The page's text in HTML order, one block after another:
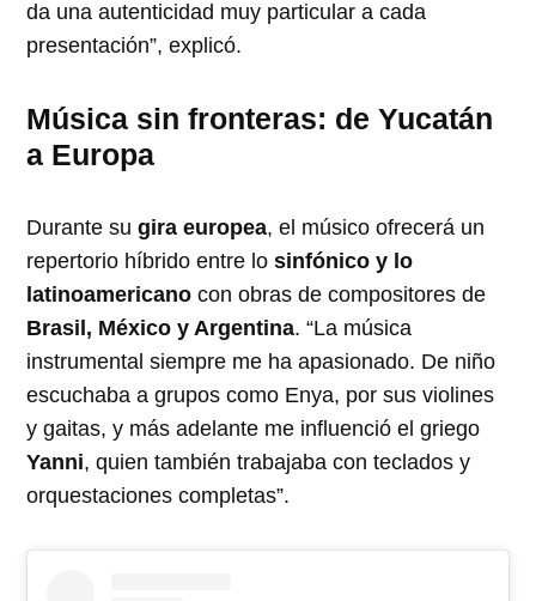
da una autenticidad muy particular a cada
presentación”, explicó.
Música sin fronteras: de Yucatán
a Europa
Durante sugira europea, el músico ofrecerá un
repertorio híbrido entre losinfónico y lo
latinoamericano con obras de compositores de
Brasil, México y Argentina. “La música
instrumental siempre me ha apasionado. De niño
escuchaba a grupos como Enya, por sus violines
y gaitas, y más adelante me influenció el griego
Yanni, quien también trabajaba con teclados y
orquestaciones completas”.